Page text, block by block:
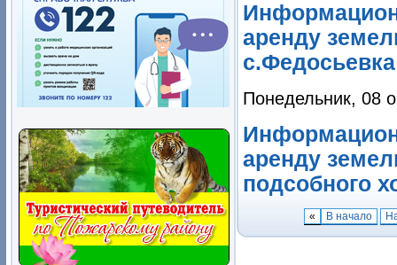
аренду
Понедельник, 08
аренду
подсобного
« В начало